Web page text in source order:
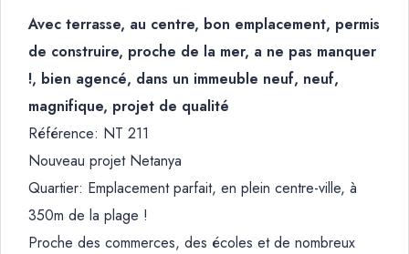
Avec terrasse, au centre, bon emplacement, permis
de construire, proche de la mer, a ne pas manquer
!, bien agencé, dans un immeuble neuf, neuf,
magnifique, projet de qualité
Référence: NT 211
Nouveau projet Netanya
Quartier: Emplacement parfait, en plein centre-ville, à
350m de la plage !
Proche des commerces, des écoles et de nombreux